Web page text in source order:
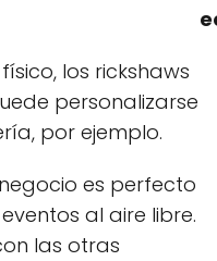
los rickshaws
personalizarse
por ejemplo.
es perfecto
al aire libre.
las otras